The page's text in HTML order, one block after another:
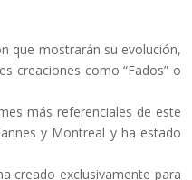
que mostrarán su evolución,
creaciones como “Fados” o
más referenciales de este
y Montreal y ha estado
creado exclusivamente para